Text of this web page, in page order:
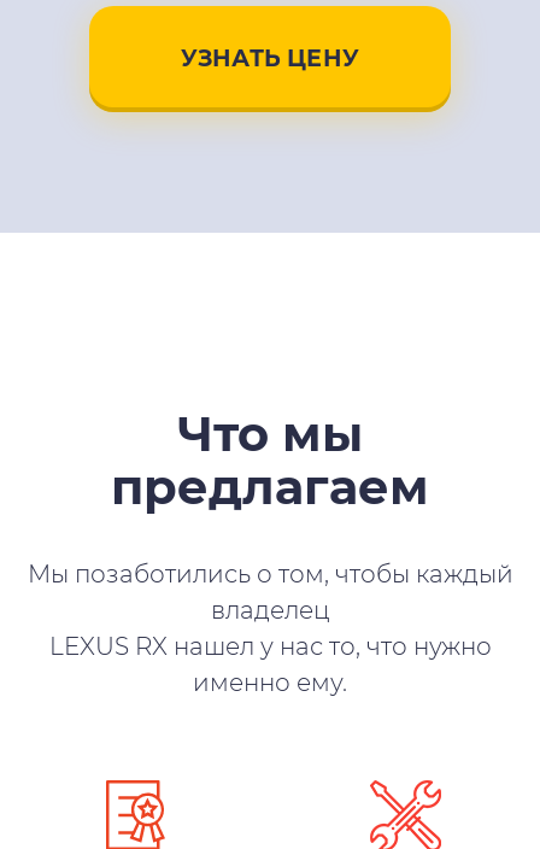
УЗНАТЬ ЦЕНУ
Что мы
предлагаем
Мы позаботились о том, чтобы каждый
владелец
LEXUS RX нашел у нас то, что нужно
именно ему.